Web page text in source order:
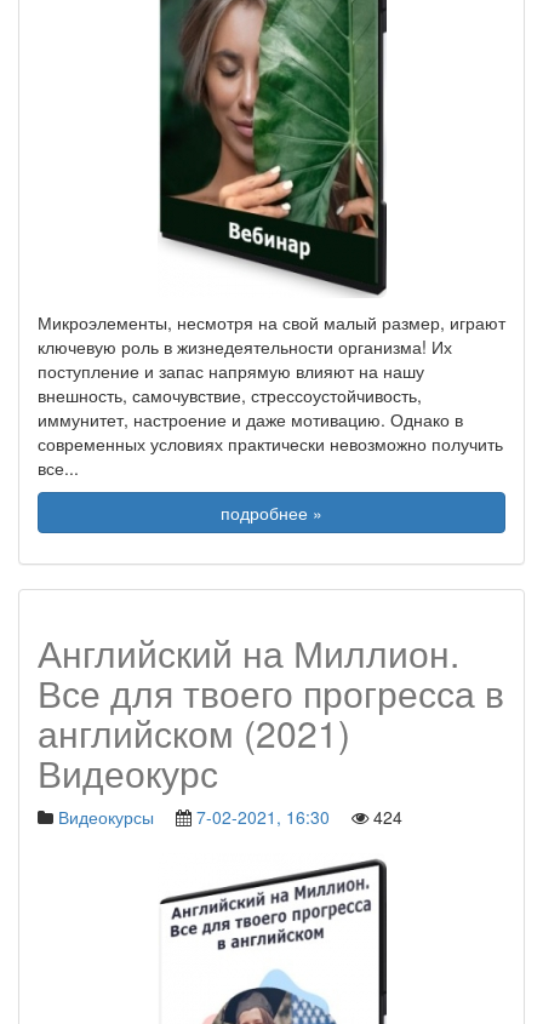
Микроэлементы, несмотря на свой малый размер, играют
ключевую роль в жизнедеятельности организма! Их
поступление и запас напрямую влияют на нашу
внешность, самочувствие, стрессоустойчивость,
иммунитет, настроение и даже мотивацию. Однако в
современных условиях практически невозможно получить
все...
подробнее »
Английский на Миллион.
Все для твоего прогресса в
английском (2021)
Видеокурс
Видеокурсы 7-02-2021, 16:30 424